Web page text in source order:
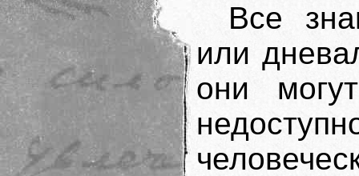
Все
или
они